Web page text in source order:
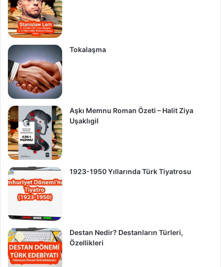
Tokalaşma
Aşkı Memnu Roman Özeti – Halit Ziya
Uşaklıgil
1923-1950 Yıllarında Türk Tiyatrosu
Destan Nedir? Destanların Türleri,
Özellikleri